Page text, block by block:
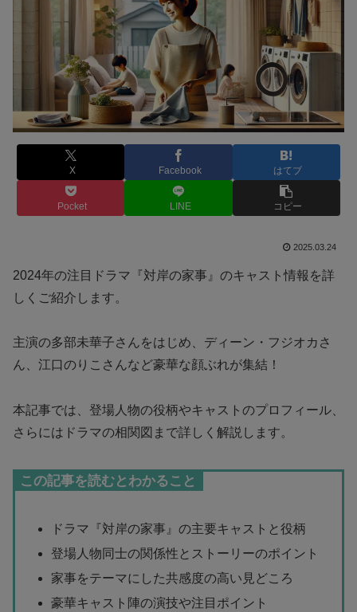
X Facebook はてブ
Pocket LINE コピー
2025.03.24
2024年の注目ドラマ『対岸の家事』のキャスト情報を詳
しくご紹介します。
主演の多部未華子さんをはじめ、ディーン・フジオカさ
ん、江口のりこさんなど豪華な顔ぶれが集結！
本記事では、登場人物の役柄やキャストのプロフィール、
さらにはドラマの相関図まで詳しく解説します。
この記事を読むとわかること
ドラマ『対岸の家事』の主要キャストと役柄
登場人物同士の関係性とストーリーのポイント
家事をテーマにした共感度の高い見どころ
豪華キャスト陣の演技や注目ポイント